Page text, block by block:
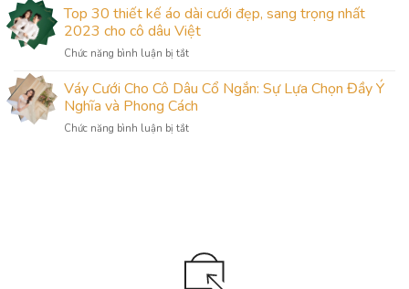
mẫu
đẹp
xưởng
may
váy
cưới
mẫu
đẹp
Hà
Thuê
hay
May
Váy
Lựa
Chọn
Minh
Top 30 thiết kế áo dài cưới đẹp, sang trọng nhất
2023 cho cô dâu Việt
Chức năng bình luận bị tắtở
30
thiết
kế
áo
cho
dâu
Váy Cưới Cho Cô Dâu Cổ Ngắn: Sự Lựa Chọn Đầy Ý
Nghĩa và Phong Cách
Chức năng bình luận bị tắtở
Sự
Lựa
Chọn